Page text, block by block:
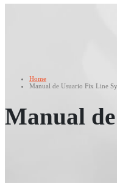
Home
Manual de Usuario Fix Line
Manual